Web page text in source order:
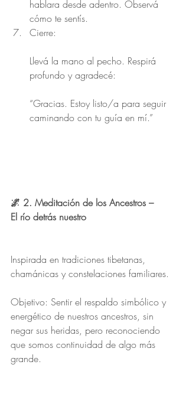
hablara desde adentro. Observá
cómo te sentís.
Cierre:
Llevá la mano al pecho. Respirá
profundo y agradecé:
“Gracias. Estoy listo/a para seguir
caminando con tu guía en mí.”
🌌 2. Meditación de los Ancestros –
El río detrás nuestro
Inspirada en tradiciones tibetanas,
chamánicas y constelaciones familiares.
Objetivo: Sentir el respaldo simbólico y
energético de nuestros ancestros, sin
negar sus heridas, pero reconociendo
que somos continuidad de algo más
grande.